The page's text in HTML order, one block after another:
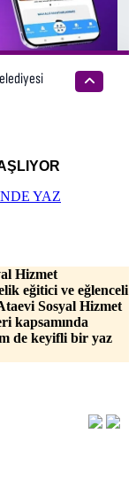
YAZ
Hizmet
eğitici ve eğlenceli
Sosyal Hizmet
kapsamında
de keyifli bir yaz